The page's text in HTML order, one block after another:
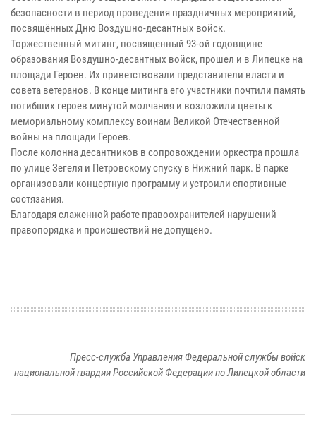
безопасности в период проведения праздничных мероприятий,
посвящённых Дню Воздушно-десантных войск.
Торжественный митинг, посвященный 93-ой годовщине
образования Воздушно-десантных войск, прошел и в Липецке на
площади Героев. Их приветствовали представители власти и
совета ветеранов. В конце митинга его участники почтили память
погибших героев минутой молчания и возложили цветы к
мемориальному комплексу воинам Великой Отечественной
войны на площади Героев.
После колонна десантников в сопровождении оркестра прошла
по улице Зегеля и Петровскому спуску в Нижний парк. В парке
организовали концертную программу и устроили спортивные
состязания.
Благодаря слаженной работе правоохранителей нарушений
правопорядка и происшествий не допущено.
Пресс-служба Управления Федеральной службы войск
национальной гвардии Российской Федерации по Липецкой области